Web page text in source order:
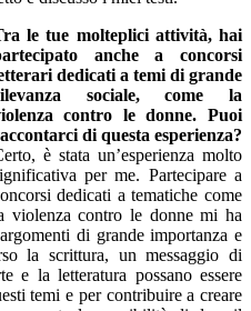
le tue molteplici attività, hai
anche a concorsi
dedicati a temi di grande
sociale, come la
contro le donne. Puoi
di questa esperienza?
è stata un’esperienza molto
per me. Partecipare a
dedicati a tematiche come
violenza contro le donne mi ha
di grande importanza e
la scrittura, un messaggio di
e la letteratura possano essere
temi e per contribuire a creare